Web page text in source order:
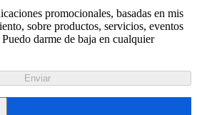
promocionales, basadas en mis
sobre productos, servicios, eventos
darme de baja en cualquier
Enviar